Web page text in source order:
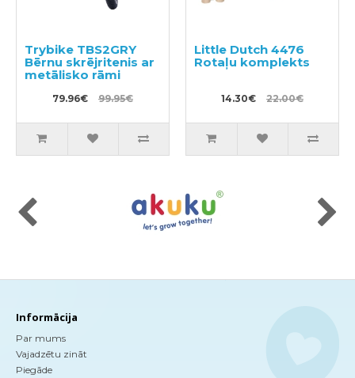
Trybike TBS2GRY
Bērnu skrējritenis ar
metālisko rāmi
79.96€ 99.95€
Little Dutch 4476
Rotaļu komplekts
14.30€ 22.00€
Informācija
Par mums
Vajadzētu zināt
Piegāde